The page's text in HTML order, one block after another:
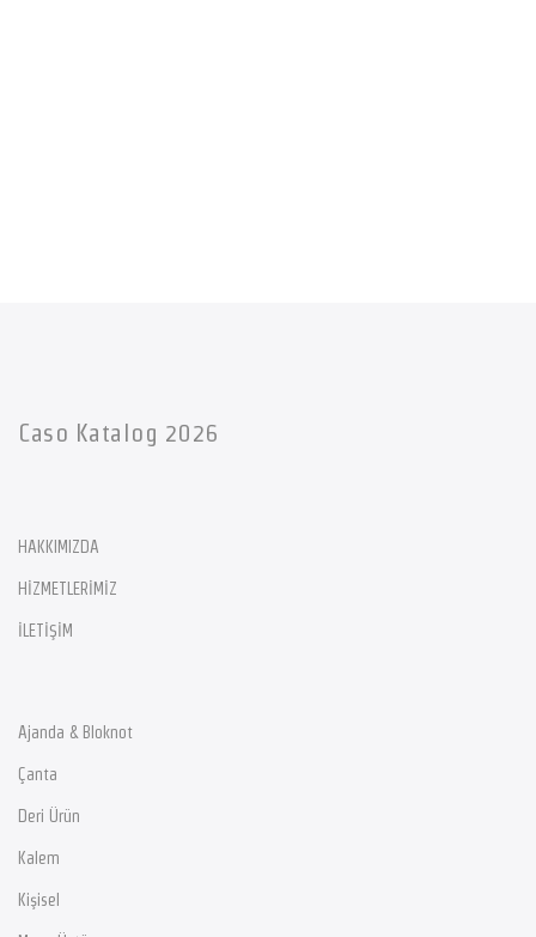
Caso Katalog 2026
HAKKIMIZDA
HİZMETLERİMİZ
İLETİŞİM
Ajanda & Bloknot
Çanta
Deri Ürün
Kalem
Kişisel